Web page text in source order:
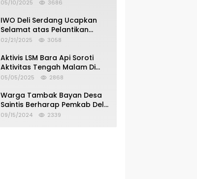
05/10/2025 3686
IWO Deli Serdang Ucapkan
Selamat atas Pelantikan
Bupati dan Wakil Bupati Deli
02/21/2025 3058
Aktivis LSM Bara Api Soroti
Aktivitas Tengah Malam Di
SPBU 14.213.228 Bandar Tinggi
05/05/2025 2868
Warga Tambak Bayan Desa
Saintis Berharap Pemkab Deli
Serdang Atasi Banjir
09/15/2024 2339